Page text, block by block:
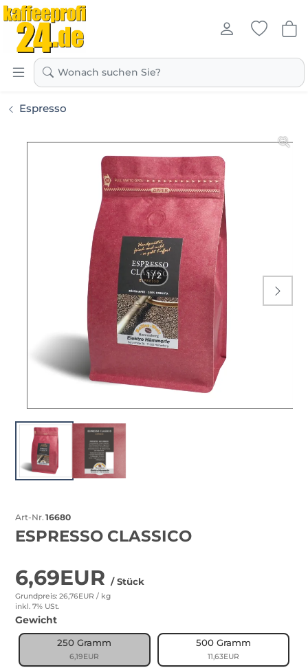
Kaffeeprofi24.de
Wonach suchen Sie?
Espresso

Art-Nr. 16680
ESPRESSO CLASSICO
6,69EUR / Stück
Grundpreis: 26,76EUR / kg
inkl. 7% USt.
Gewicht
250 Gramm
6,19EUR
500 Gramm
11,63EUR